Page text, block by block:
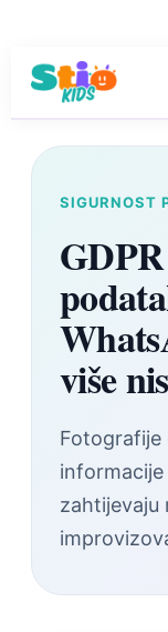
SIGURNOST
više
Fotografije
zahtijevaju